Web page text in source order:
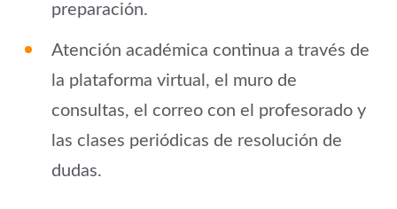
preparación.
Atención académica continua a través de
la plataforma virtual, el muro de
consultas, el correo con el profesorado y
las clases periódicas de resolución de
dudas.